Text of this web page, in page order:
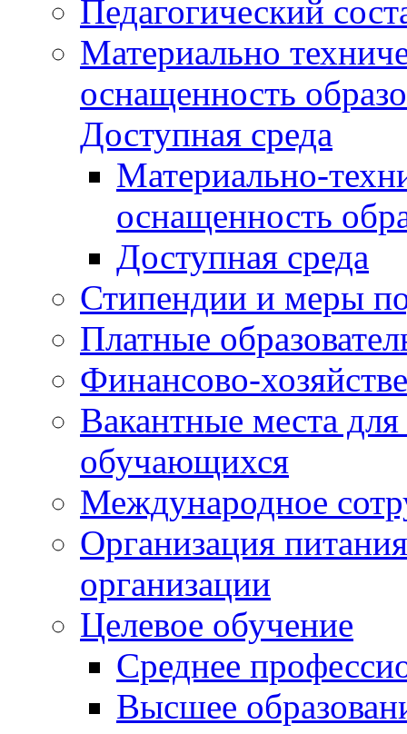
Педагогический
Материально
оснащенность
Доступная среда
Материально-
оснащенность
Доступная среда
Стипендии и меры
Платные
Финансово-
Вакантные места
обучающихся
Международное
Организация
организации
Целевое обучение
Среднее
Высшее